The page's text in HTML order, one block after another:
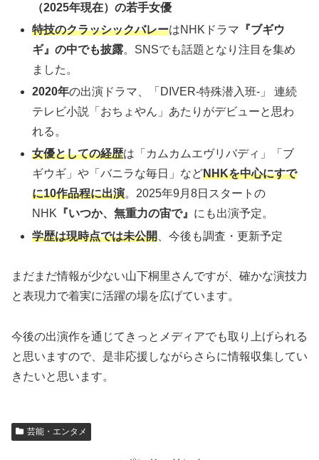
（2025年現在）の若手女優
特技のクラッシックバレーはNHKドラマ 『ブギウ
ギ』の中でも披露。SNSでも話題となり注目を集め
ました。
2020年の出演ドラマ、「DIVER-特殊潜入班-」 連続
テレビ小説「おちょやん」あたりがデビューと思わ
れる。
女優としての経歴は「カムカムエヴリバディ」「ブ
ギウギ」や「バニラな毎日」などNHKを中心にすで
に10作品程に出演。2025年9月8日スタートの
NHK 『いつか、無重力の宙で』 にも出演予定。
学歴は現時点では未公開 、今後も調査・更新予定
まだまだ情報が少ない山下桐里さんですが、確かな演技力
と表現力で着実に活躍の場を広げています。
今後の出演作を通じてきっとメディアでも取り上げられる
と思いますので、是非応援しながらさらに情報収集してい
きたいと思います。
芸能・エンタメ